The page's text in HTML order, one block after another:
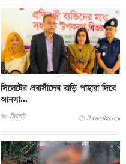
সিলেটের প্রবাসীদের বাড়ি পাহারা দিবে
আনসা...
সিলেট 2 weeks ago